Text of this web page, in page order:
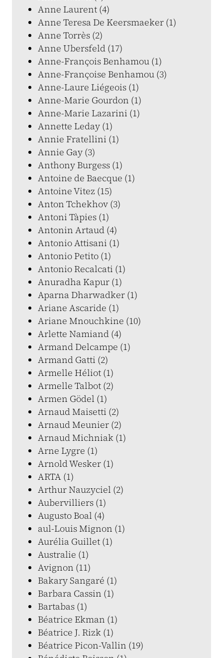
Anne Laurent (4)
Anne Teresa De Keersmaeker (1)
Anne Torrès (2)
Anne Ubersfeld (17)
Anne-François Benhamou (1)
Anne-Françoise Benhamou (3)
Anne-Laure Liégeois (1)
Anne-Marie Gourdon (1)
Anne-Marie Lazarini (1)
Annette Leday (1)
Annie Fratellini (1)
Annie Gay (3)
Anthony Burgess (1)
Antoine de Baecque (1)
Antoine Vitez (15)
Anton Tchekhov (3)
Antoni Tàpies (1)
Antonin Artaud (4)
Antonio Attisani (1)
Antonio Petito (1)
Antonio Recalcati (1)
Anuradha Kapur (1)
Aparna Dharwadker (1)
Ariane Ascaride (1)
Ariane Mnouchkine (10)
Arlette Namiand (4)
Armand Delcampe (1)
Armand Gatti (2)
Armelle Héliot (1)
Armelle Talbot (2)
Armen Gödel (1)
Arnaud Maisetti (2)
Arnaud Meunier (2)
Arnaud Michniak (1)
Arne Lygre (1)
Arnold Wesker (1)
ARTA (1)
Arthur Nauzyciel (2)
Aubervilliers (1)
Augusto Boal (4)
aul-Louis Mignon (1)
Aurélia Guillet (1)
Australie (1)
Avignon (11)
Bakary Sangaré (1)
Barbara Cassin (1)
Bartabas (1)
Béatrice Ekman (1)
Béatrice J. Rizk (1)
Béatrice Picon-Vallin (19)